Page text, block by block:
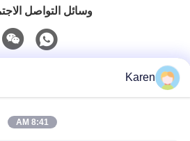
وسائل التواصل
تيل
+86-18912490312
Karen
8:41 AM